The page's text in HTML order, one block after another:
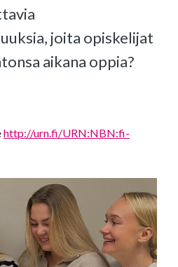
joita opiskelijat
aikana oppia?
http://urn.fi/URN:NBN:fi-